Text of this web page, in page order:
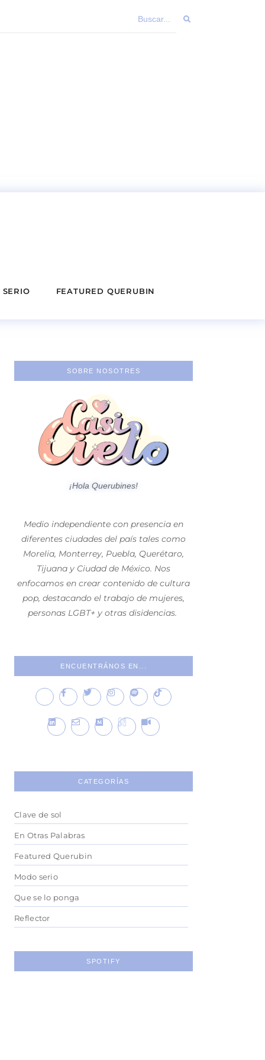
SERIO FEATURED QUERUBIN
SOBRE NOSOTRES
¡Hola Querubines!
Medio independiente con presencia en
diferentes ciudades del país tales como
Morelia, Monterrey, Puebla, Querétaro,
Tijuana y Ciudad de México. Nos
enfocamos en crear contenido de cultura
pop, destacando el trabajo de mujeres,
personas LGBT+ y otras disidencias.
ENCUENTRÁNOS EN...
CATEGORÍAS
Clave de sol
En Otras Palabras
Featured Querubin
Modo serio
Que se lo ponga
Reflector
SPOTIFY